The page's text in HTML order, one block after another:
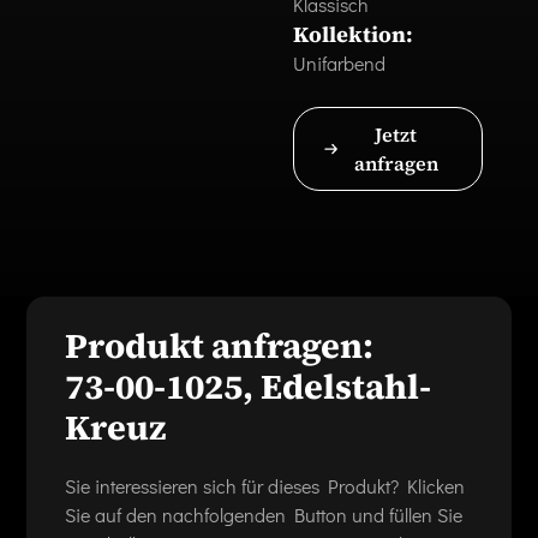
Kollektion:
Unifarbend
Jetzt
anfragen
Produkt anfragen:
73-00-1025, Edelstahl-
Kreuz
Sie interessieren sich für dieses Produkt? Klicken
Sie auf den nachfolgenden Button und füllen Sie